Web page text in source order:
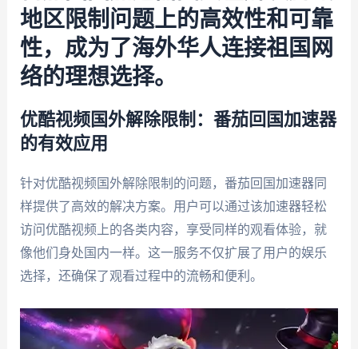
地区限制问题上的高效性和可靠
性，成为了海外华人连接祖国网
络的理想选择。
优酷视频国外解除限制：番茄回国加速器
的有效应用
针对优酷视频国外解除限制的问题，番茄回国加速器同
样提供了高效的解决方案。用户可以通过该加速器轻松
访问优酷视频上的各类内容，享受同样的观看体验，就
像他们身处国内一样。这一服务不仅扩展了用户的娱乐
选择，还确保了观看过程中的流畅和便利。